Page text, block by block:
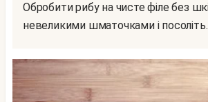
Обробити рибу на чисте філе без шкіри, наріжте
невеликими шматочками і посоліть.